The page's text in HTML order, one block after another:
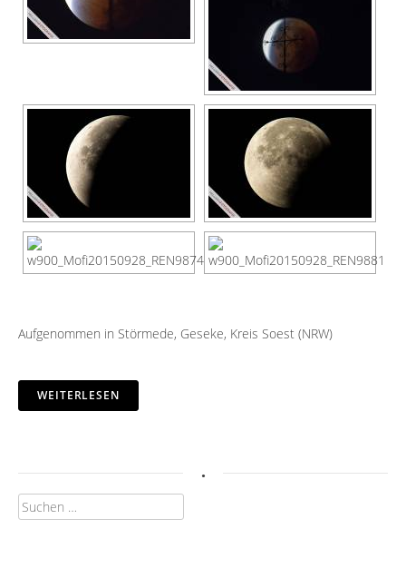
Aufgenommen in Störmede, Geseke, Kreis Soest (NRW)
WEITERLESEN
.
Suchen
nach: